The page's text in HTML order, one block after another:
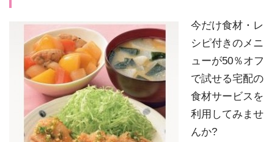
今だけ食材・レ
シピ付きのメニ
ューが50％オフ
で試せる宅配の
食材サービスを
利用してみませ
んか?